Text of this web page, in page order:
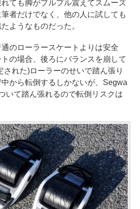
ても脚がプルプル震えてスムーズ
者だけでなく、他の人に試しても
ようなものだった。
のローラースケートよりは安全
の場合、後ろにバランスを崩して
された)ローラーのせいで踏ん張り
から転倒するしかないが、Segwa
いて踏ん張れるので転倒リスクは